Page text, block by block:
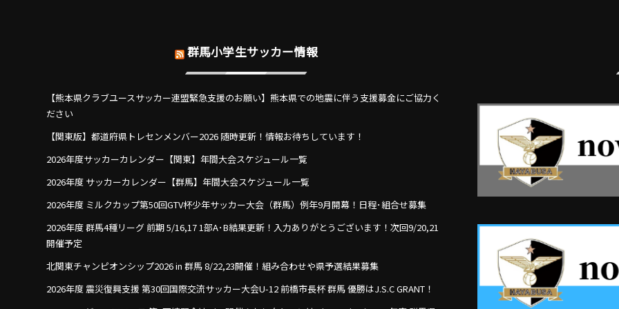
群馬小学生サッカー情報
【熊本県クラブユースサッカー連盟緊急支援のお願い】熊本県での地震に伴う支援募金にご協力く
ださい
【関東版】都道府県トレセンメンバー2026 随時更新！情報お待ちしています！
2026年度サッカーカレンダー【関東】年間大会スケジュール一覧
2026年度 サッカーカレンダー【群馬】年間大会スケジュール一覧
2026年度 ミルクカップ第50回GTV杯少年サッカー大会（群馬）例年9月開幕！日程･組合せ募集
2026年度 群馬4種リーグ 前期 5/16,17 1部A･B結果更新！入力ありがとうございます！次回9/20,21
開催予定
北関東チャンピオンシップ2026 in 群馬 8/22,23開催！組み合わせや県予選結果募集
2026年度 震災復興支援 第30回国際交流サッカー大会U-12 前橋市長杯 群馬 優勝はJ.S.C GRANT！